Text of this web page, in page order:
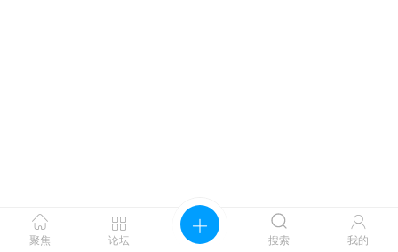

聚焦

论坛

搜索

我的